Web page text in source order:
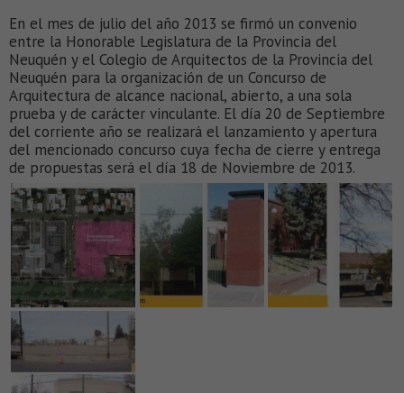
En el mes de julio del año 2013 se firmó un convenio
entre la Honorable Legislatura de la Provincia del
Neuquén y el Colegio de Arquitectos de la Provincia del
Neuquén para la organización de un Concurso de
Arquitectura de alcance nacional, abierto, a una sola
prueba y de carácter vinculante. El día 20 de Septiembre
del corriente año se realizará el lanzamiento y apertura
del mencionado concurso cuya fecha de cierre y entrega
de propuestas será el día 18 de Noviembre de 2013.